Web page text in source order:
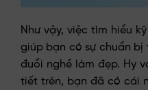
Như vậy, việc tìm hiểu
giúp bạn có sự chuẩn
đuổi nghề làm đẹp. Hy
tiết trên, bạn đã có cái